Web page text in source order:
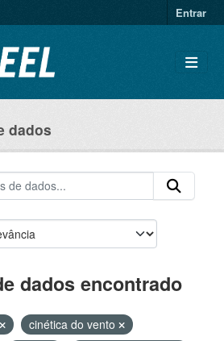
Entrar
dados
dados encontrado
cinética do vento